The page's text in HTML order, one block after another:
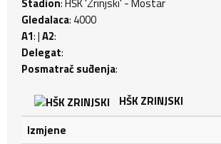
Gledalaca: 4000
A1: |A2:
Delegat:
Posmatrač suđenja:
HŠK ZRINJSKI
Izmjene